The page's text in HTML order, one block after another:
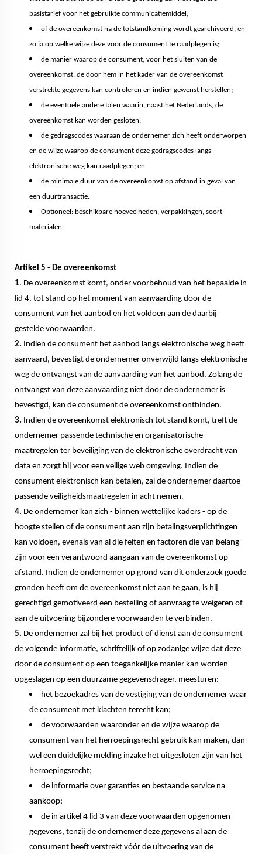
basistarief voor het gebruikte communicatiemiddel;
of de overeenkomst na de totstandkoming wordt gearchiveerd, en
zo ja op welke wijze deze voor de consument te raadplegen is;
de manier waarop de consument, voor het sluiten van de
overeenkomst, de door hem in het kader van de overeenkomst
verstrekte gegevens kan controleren en indien gewenst herstellen;
de eventuele andere talen waarin, naast het Nederlands, de
overeenkomst kan worden gesloten;
de gedragscodes waaraan de ondernemer zich heeft onderworpen
en de wijze waarop de consument deze gedragscodes langs
elektronische weg kan raadplegen; en
de minimale duur van de overeenkomst op afstand in geval van
een duurtransactie.
Optioneel: beschikbare hoeveelheden, verpakkingen, soort
materialen.
Artikel 5 - De overeenkomst
1. De overeenkomst komt, onder voorbehoud van het bepaalde in
lid 4, tot stand op het moment van aanvaarding door de
consument van het aanbod en het voldoen aan de daarbij
gestelde voorwaarden.
2. Indien de consument het aanbod langs elektronische weg heeft
aanvaard, bevestigt de ondernemer onverwijld langs elektronische
weg de ontvangst van de aanvaarding van het aanbod. Zolang de
ontvangst van deze aanvaarding niet door de ondernemer is
bevestigd, kan de consument de overeenkomst ontbinden.
3. Indien de overeenkomst elektronisch tot stand komt, treft de
ondernemer passende technische en organisatorische
maatregelen ter beveiliging van de elektronische overdracht van
data en zorgt hij voor een veilige web omgeving. Indien de
consument elektronisch kan betalen, zal de ondernemer daartoe
passende veiligheidsmaatregelen in acht nemen.
4. De ondernemer kan zich - binnen wettelijke kaders - op de
hoogte stellen of de consument aan zijn betalingsverplichtingen
kan voldoen, evenals van al die feiten en factoren die van belang
zijn voor een verantwoord aangaan van de overeenkomst op
afstand. Indien de ondernemer op grond van dit onderzoek goede
gronden heeft om de overeenkomst niet aan te gaan, is hij
gerechtigd gemotiveerd een bestelling of aanvraag te weigeren of
aan de uitvoering bijzondere voorwaarden te verbinden.
5. De ondernemer zal bij het product of dienst aan de consument
de volgende informatie, schriftelijk of op zodanige wijze dat deze
door de consument op een toegankelijke manier kan worden
opgeslagen op een duurzame gegevensdrager, meesturen:
het bezoekadres van de vestiging van de ondernemer waar
de consument met klachten terecht kan;
de voorwaarden waaronder en de wijze waarop de
consument van het herroepingsrecht gebruik kan maken, dan
wel een duidelijke melding inzake het uitgesloten zijn van het
herroepingsrecht;
de informatie over garanties en bestaande service na
aankoop;
de in artikel 4 lid 3 van deze voorwaarden opgenomen
gegevens, tenzij de ondernemer deze gegevens al aan de
consument heeft verstrekt vóór de uitvoering van de